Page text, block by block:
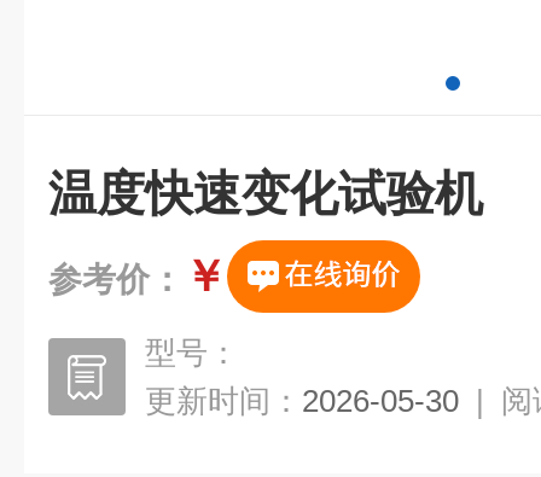
温度快速变化试验机
参考价： ￥
型号：
更新时间： 2026-05-30 | 阅